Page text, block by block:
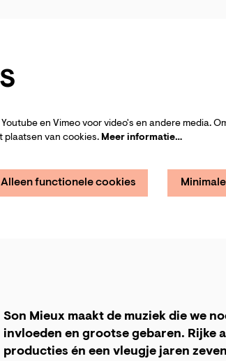
en Vimeo voor video's en andere media.
plaatsen van cookies. Meer informatie…
Alleen functionele cookies
Son Mieux maakt de muziek die we
invloeden en grootse gebaren. Rijke
producties én een vleugje jaren